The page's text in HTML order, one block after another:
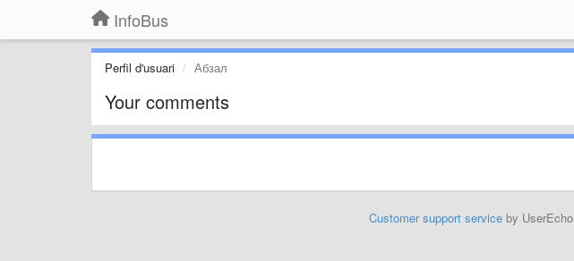
InfoBus
Perfil d'usuari Абзал
Your comments
Customer support serviceby UserEcho